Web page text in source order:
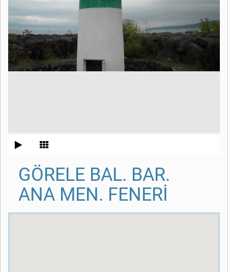
GÖRELE BAL. BAR.
ANA MEN. FENERİ